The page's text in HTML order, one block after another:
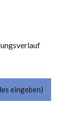
eingeben)